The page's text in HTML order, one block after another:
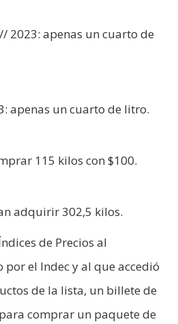
2023: apenas un cuarto de
apenas un cuarto de litro.
115 kilos con $100.
adquirir 302,5 kilos.
de Precios al
el Indec y al que accedió
de la lista, un billete de
comprar un paquete de